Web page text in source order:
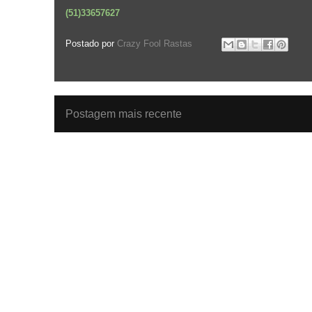
(51)33657627
Postado por Crazy Fool Rastas
Postagem mais recente